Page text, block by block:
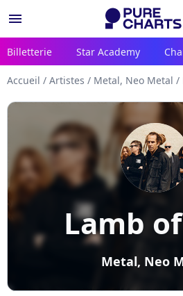
menu
Billetterie Star Academy
Accueil / Artistes / Metal, Neo Metal /
Lamb
Metal, Neo